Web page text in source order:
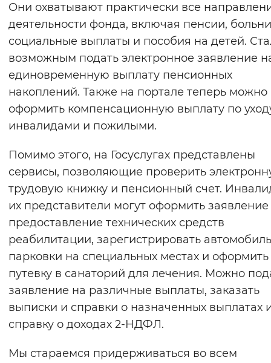
Они охватывают практически все
деятельности фонда, включая пенсии,
социальные выплаты и пособия на детей.
возможным подать электронное заявление
единовременную выплату пенсионных
накоплений. Также на портале теперь можно
оформить компенсационную выплату по
инвалидами и пожилыми.
Помимо этого, на Госуслугах представлены
сервисы, позволяющие проверить
трудовую книжку и пенсионный счет.
их представители могут оформить
предоставление технических средств
реабилитации, зарегистрировать
парковки на специальных местах и оформить
путевку в санаторий для лечения. Можно
заявление на различные выплаты, заказать
выписки и справки о назначенных выплатах
справку о доходах 2-НДФЛ.
Мы стараемся придерживаться во всем